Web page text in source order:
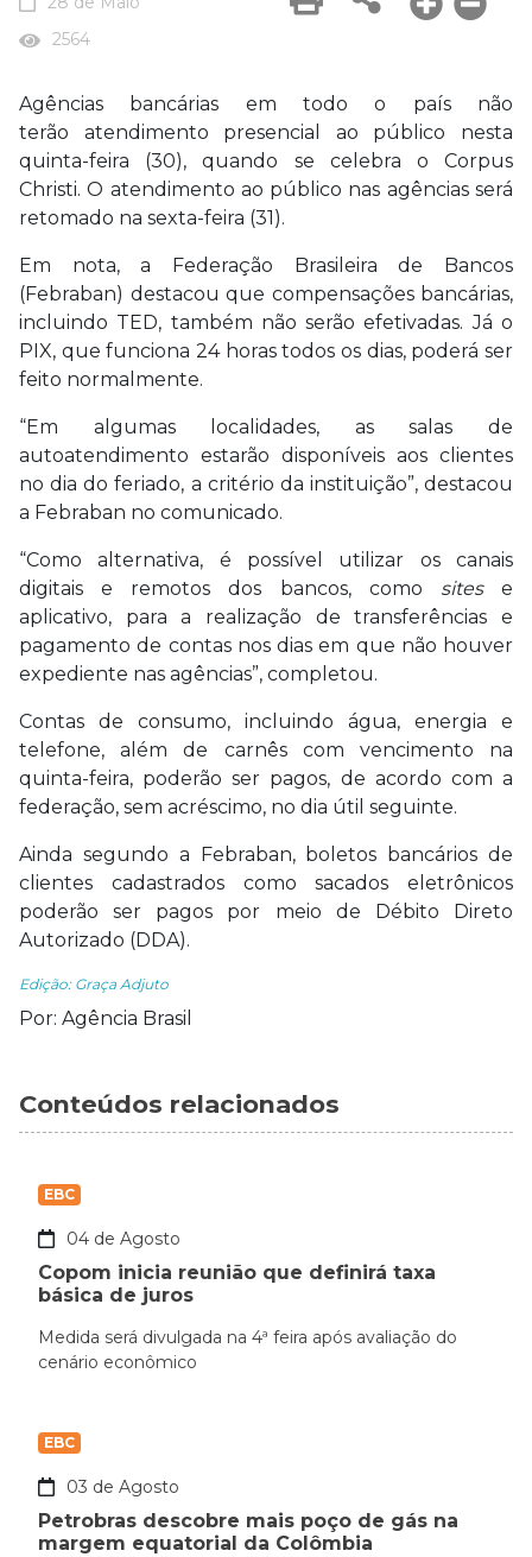
2564
Agências bancárias em todo o país não
terão atendimento presencial ao público nesta
quinta-feira (30), quando se celebra o Corpus
Christi. O atendimento ao público nas agências será
retomado na sexta-feira (31).
Em nota, a Federação Brasileira de Bancos
(Febraban) destacou que compensações bancárias,
incluindo TED, também não serão efetivadas. Já o
PIX, que funciona 24 horas todos os dias, poderá ser
feito normalmente.
“Em algumas localidades, as salas de
autoatendimento estarão disponíveis aos clientes
no dia do feriado, a critério da instituição”, destacou
a Febraban no comunicado.
“Como alternativa, é possível utilizar os canais
digitais e remotos dos bancos, como sitese
aplicativo, para a realização de transferências e
pagamento de contas nos dias em que não houver
expediente nas agências”, completou.
Contas de consumo, incluindo água, energia e
telefone, além de carnês com vencimento na
quinta-feira, poderão ser pagos, de acordo com a
federação, sem acréscimo, no dia útil seguinte.
Ainda segundo a Febraban, boletos bancários de
clientes cadastrados como sacados eletrônicos
poderão ser pagos por meio de Débito Direto
Autorizado (DDA).
Edição: Graça Adjuto
Por: Agência Brasil
Conteúdos relacionados
EBC
04 de Agosto
Copom inicia reunião que definirá taxa
básica de juros
Medida será divulgada na 4ª feira após avaliação do
cenário econômico
EBC
03 de Agosto
Petrobras descobre mais poço de gás na
margem equatorial da Colômbia